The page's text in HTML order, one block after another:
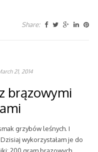
Share:
21, 2014
brązowymi
grzybów leśnych. I
wykorzystałam je do